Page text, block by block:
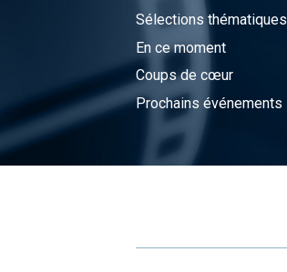
Sélections thématiques
En ce moment
Coups de cœur
Prochains événements